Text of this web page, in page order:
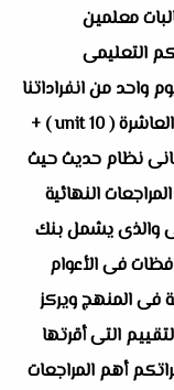
معلمين
التعليمى
واحد من انفراداتنا
إمتحانات لونجمان الوحدة العاشرة ( unit 10 ) +
نظام حديث حيث
النهائية
والذى يشمل بنك
فى الأعوام
فى المنهج ويركز
التى أقرتها
أهم المراجعات